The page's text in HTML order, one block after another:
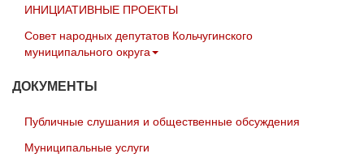
ИНИЦИАТИВНЫЕ ПРОЕКТЫ
Совет народных депутатов Кольчугинского
муниципального округа
ДОКУМЕНТЫ
Публичные слушания и общественные обсуждения
Муниципальные услуги